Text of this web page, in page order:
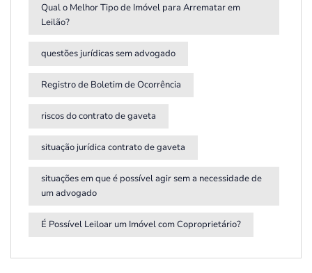
Qual o Melhor Tipo de Imóvel para Arrematar em
Leilão?
questões jurídicas sem advogado
Registro de Boletim de Ocorrência
riscos do contrato de gaveta
situação jurídica contrato de gaveta
situações em que é possível agir sem a necessidade de
um advogado
É Possível Leiloar um Imóvel com Coproprietário?